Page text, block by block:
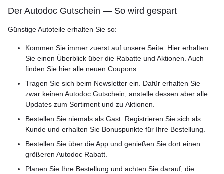
Der Autodoc Gutschein — So wird gespart
Günstige Autoteile erhalten Sie so:
Kommen Sie immer zuerst auf unsere Seite. Hier erhalten
Sie einen Überblick über die Rabatte und Aktionen. Auch
finden Sie hier alle neuen Coupons.
Tragen Sie sich beim Newsletter ein. Dafür erhalten Sie
zwar keinen Autodoc Gutschein, anstelle dessen aber alle
Updates zum Sortiment und zu Aktionen.
Bestellen Sie niemals als Gast. Registrieren Sie sich als
Kunde und erhalten Sie Bonuspunkte für Ihre Bestellung.
Bestellen Sie über die App und genießen Sie dort einen
größeren Autodoc Rabatt.
Planen Sie Ihre Bestellung und achten Sie darauf, die